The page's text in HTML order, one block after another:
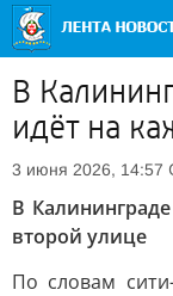
В
идёт на
3 июня 2026, 14:57
В
второй улице
По словам